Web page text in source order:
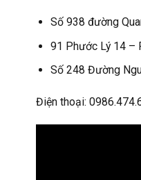
Số 938 đường
91 Phước Lý 14 –
Số 248 Đường
Điện thoại: